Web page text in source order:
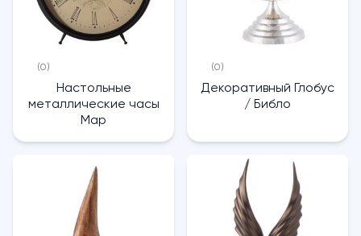
(0)
Настольные
металлические часы
Map
(0)
Декоративный Глобус
/ Библо